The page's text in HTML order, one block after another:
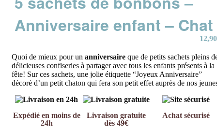
Anniversaire enfant – Chat
12,90
Quoi de mieux pour un anniversaire que de petits sachets pleins
délicieuses confiseries à partager avec tous les enfants présents à la
fête! Sur ces sachets, une jolie étiquette “Joyeux Anniversaire”
décoré d’un petit chaton qui fera son petit effet auprès de nos
Expédié en moins de
24h
Livraison gratuite
dès 49€
Achat sécurisé